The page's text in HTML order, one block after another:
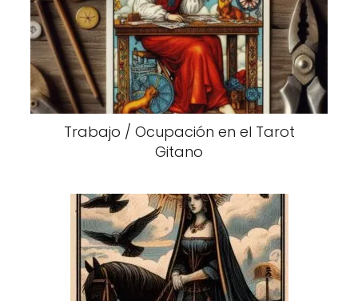
Trabajo / Ocupación en el Tarot
Gitano